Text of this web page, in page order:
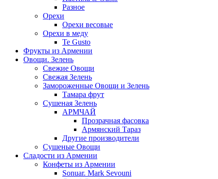
Разное
Орехи
Орехи весовые
Орехи в меду
Te Gusto
Фрукты из Армении
Овощи. Зелень
Свежие Овощи
Свежая Зелень
Замороженные Овощи и Зелень
Тамара фрут
Сушеная Зелень
АРМЧАЙ
Прозрачная фасовка
Армянский Тараз
Другие производители
Сушеные Овощи
Сладости из Армении
Конфеты из Армении
Sonuar. Mark Sevouni